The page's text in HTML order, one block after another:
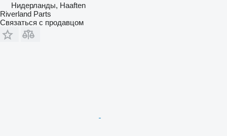
Нидерланды, Haaften
Riverland Parts
Связаться с продавцом